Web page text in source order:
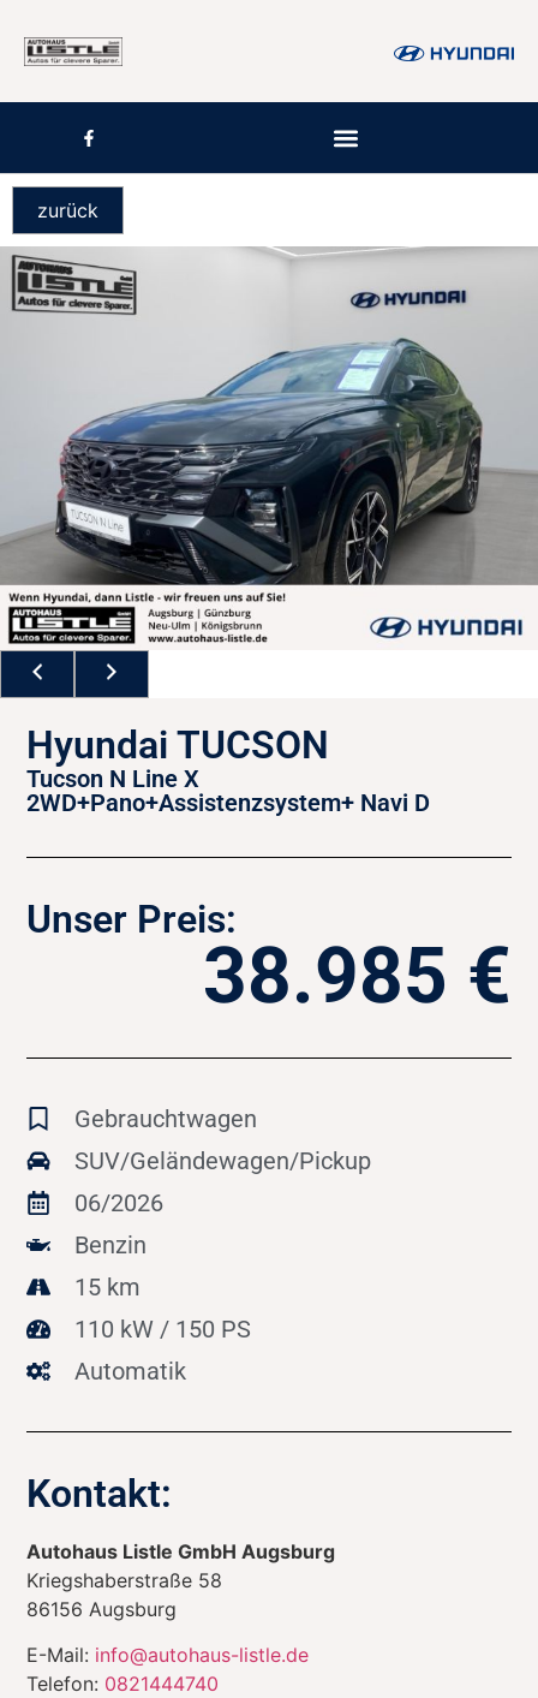
zurück
Hyundai TUCSON
Tucson N Line X
2WD+Pano+Assistenzsystem+ Navi D
Unser Preis:
38.985 €
Gebrauchtwagen
SUV/Geländewagen/Pickup
06/2026
Benzin
15 km
110 kW / 150 PS
Automatik
Kontakt:
Autohaus Listle GmbH Augsburg
Kriegshaberstraße 58
86156 Augsburg
E-Mail: info@autohaus-listle.de
Telefon: 0821444740